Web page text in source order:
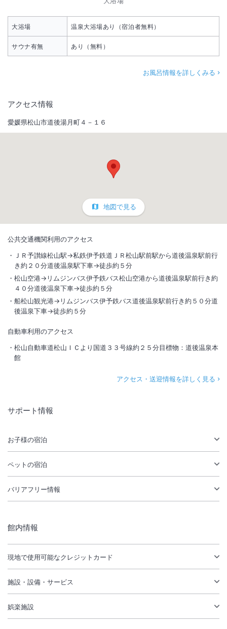
大浴場 温泉大浴場あり（宿泊者無料）
サウナ有無 あり（無料）
お風呂情報を詳しくみる
アクセス情報
愛媛県松山市道後湯月町４－１６
地図で見る
公共交通機関利用のアクセス
ＪＲ予讃線松山駅→私鉄伊予鉄道ＪＲ松山駅前駅から道後温泉駅前行
き約２０分道後温泉駅下車→徒歩約５分
松山空港→リムジンバス伊予鉄バス松山空港から道後温泉駅前行き約
４０分道後温泉下車→徒歩約５分
船松山観光港→リムジンバス伊予鉄バス道後温泉駅前行き約５０分道
後温泉下車→徒歩約５分
自動車利用のアクセス
松山自動車道松山ＩＣより国道３３号線約２５分目標物：道後温泉本
館
アクセス・送迎情報を詳しく見る
サポート情報
お子様の宿泊
ペットの宿泊
バリアフリー情報
館内情報
現地で使用可能なクレジットカード
施設・設備・サービス
娯楽施設